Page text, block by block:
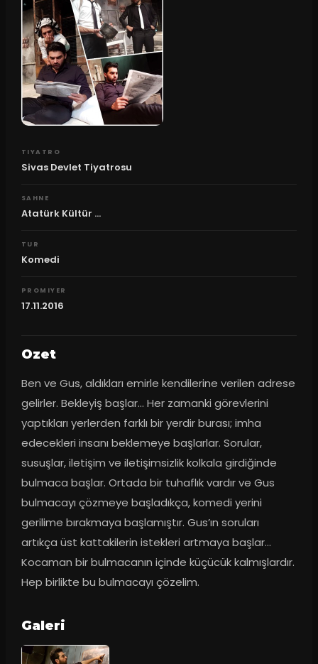
TIYATRO
Sivas Devlet Tiyatrosu
SAHNE
Atatürk Kültür ...
TUR
Komedi
PROMIYER
17.11.2016
Ozet
Ben ve Gus, aldıkları emirle kendilerine verilen adrese
gelirler. Bekleyiş başlar... Her zamanki görevlerini
yaptıkları yerlerden farklı bir yerdir burası; imha
edecekleri insanı beklemeye başlarlar. Sorular,
susuşlar, iletişim ve iletişimsizlik kolkala girdiğinde
bulmaca başlar. Ortada bir tuhaflık vardır ve Gus
bulmacayı çözmeye başladıkça, komedi yerini
gerilime bırakmaya başlamıştır. Gus’ın soruları
artıkça üst kattakilerin istekleri artmaya başlar…
Kocaman bir bulmacanın içinde küçücük kalmışlardır.
Hep birlikte bu bulmacayı çözelim.
Galeri